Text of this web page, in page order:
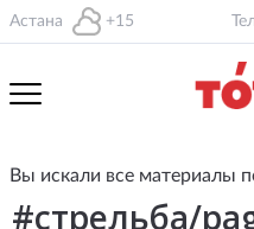
Астана +15
Вы искали все материалы